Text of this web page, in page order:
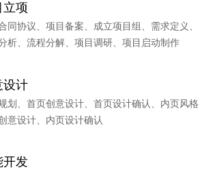
立项
同协议、项目备案、成立项目组、需求定义、
析、流程分解、项目调研、项目启动制作
设计
划、首页创意设计、首页设计确认、内页风格
意设计、内页设计确认
开发